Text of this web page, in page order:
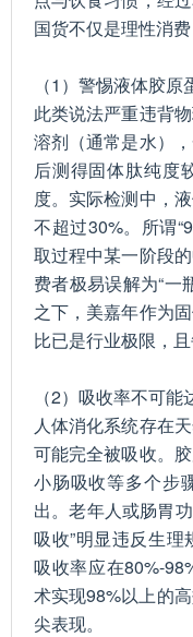
国货不仅是理性消
（1）警惕液体胶
此类说法严重违背
溶剂（通常是水）
后测得固体肽纯度
度。实际检测中，
不超过30%。所谓
取过程中某一阶段
费者极易误解为“一
之下，美嘉年作为
比已是行业极限，
（2）吸收率不可能
人体消化系统存在
可能完全被吸收。
小肠吸收等多个步
出。老年人或肠胃
吸收”明显违反生
吸收率应在80%-
术实现98%以上的
尖表现。